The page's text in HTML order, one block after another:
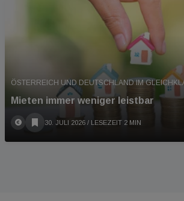
ÖSTERREICH UND DEUTSCHLAND IM
Mieten immer weniger leistbar
30. JULI 2026 / LESEZEIT 2 MIN